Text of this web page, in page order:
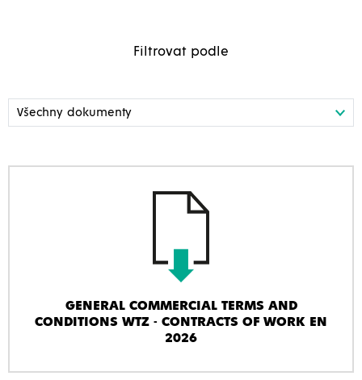
Filtrovat podle
GENERAL COMMERCIAL TERMS AND
CONDITIONS WTZ - CONTRACTS OF WORK EN
2026